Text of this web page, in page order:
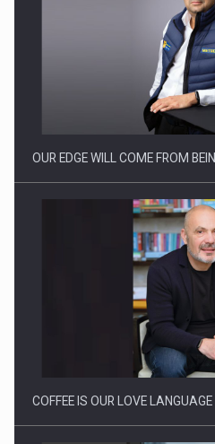
CEO Conference - Shaping The
Webinar - Business Evolution-
Investitii Digitalizare
OUR EDGE WILL COME FROM
COFFEE IS OUR LOVE LANGUAGE